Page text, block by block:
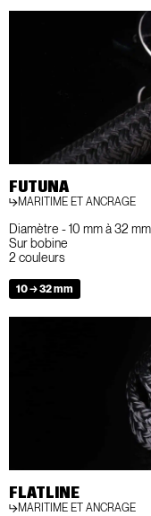
FUTUNA
MARITIME ET ANCRAGE
Diamètre - 10 mm à 32 mm
Sur bobine
2 couleurs
10 → 32 mm
FLATLINE
MARITIME ET ANCRAGE